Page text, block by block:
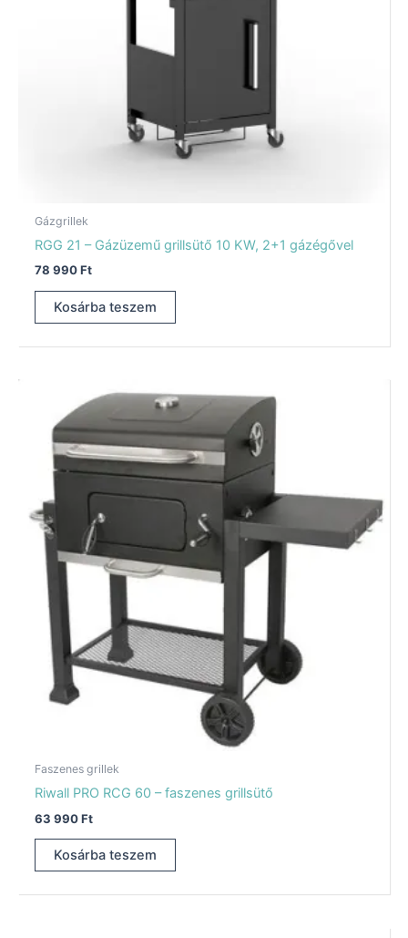
Gázgrillek
RGG 21 – Gázüzemű grillsütő 10 KW, 2+1 gázégővel
78 990Ft
Kosárba teszem
Faszenes grillek
Riwall PRO RCG 60 – faszenes grillsütő
63 990Ft
Kosárba teszem